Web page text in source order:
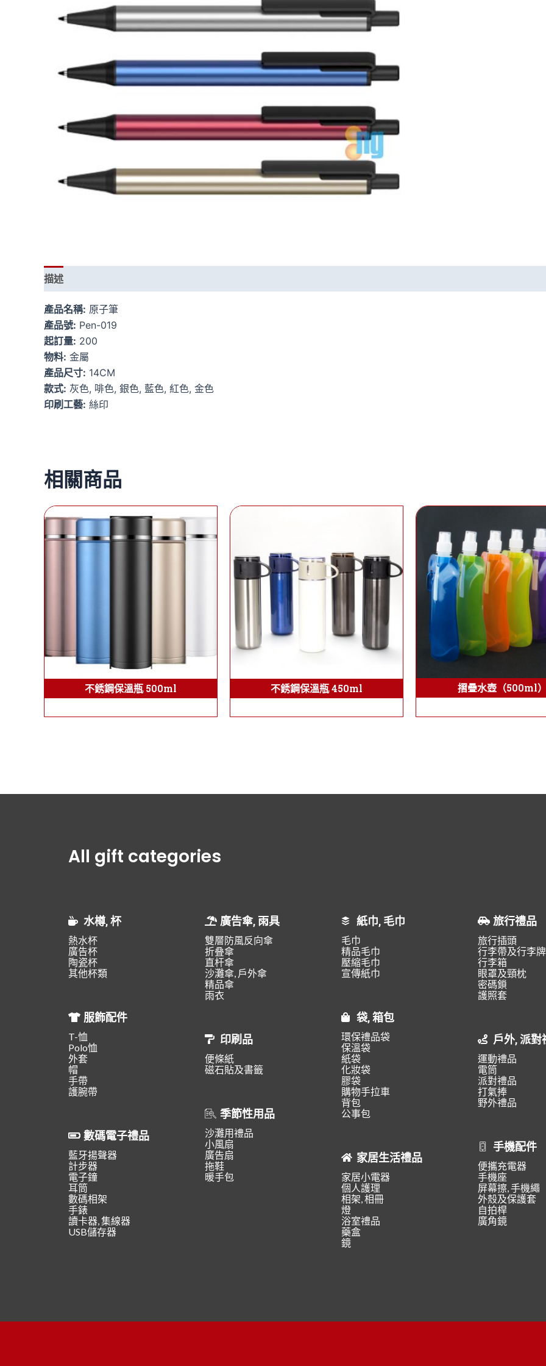
描述
產品名稱: 原子筆
產品號: Pen-019
起訂量: 200
物料: 金屬
產品尺寸: 14CM
款式: 灰色, 啡色, 銀色, 藍色, 紅色, 金色
印刷工藝: 絲印
相關商品
不銹鋼保溫瓶 500ml 不銹鋼保溫瓶 450ml 摺疊水壺（500ml
All gift categories
水樽, 杯
熱水杯
廣告杯
陶瓷杯
其他杯類
服飾配件
T-恤
Polo恤
外套
帽
手帶
護腕帶
數碼電子禮品
藍牙揚聲器
計步器
電子鐘
耳筒
數碼相架
手錶
讀卡器, 集線器
USB儲存器
廣告傘, 雨具
雙層防風反向傘
折叠傘
直杆傘
沙灘傘, 戶外傘
精品傘
雨衣
印刷品
便條紙
磁石貼及書籤
季節性用品
沙灘用禮品
小風扇
廣告扇
拖鞋
暖手包
紙巾, 毛巾
毛巾
精品毛巾
壓縮毛巾
宣傳紙巾
袋, 箱包
環保禮品袋
保溫袋
紙袋
化妝袋
膠袋
購物手拉車
背包
公事包
家居生活禮品
家居小電器
個人護理
相架, 相冊
燈
浴室禮品
藥盒
鏡
旅行禮品
旅行插頭
行李帶及行李牌
行李箱
眼罩及頸枕
密碼鎖
護照套
戶外, 派對
運動禮品
電筒
派對禮品
打氣捧
野外禮品
手機配件
便攜充電器
手機座
屏幕擦, 手機繩
外殼及保護套
自拍桿
廣角鏡